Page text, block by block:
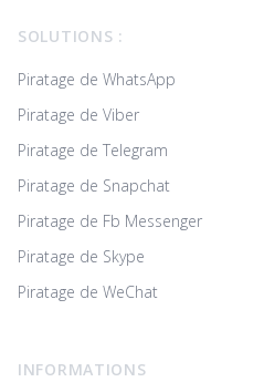
SOLUTIONS :
Piratage de WhatsApp
Piratage de Viber
Piratage de Telegram
Piratage de Snapchat
Piratage de Fb Messenger
Piratage de Skype
Piratage de WeChat
INFORMATIONS